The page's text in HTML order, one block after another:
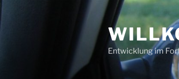
Entwicklung im